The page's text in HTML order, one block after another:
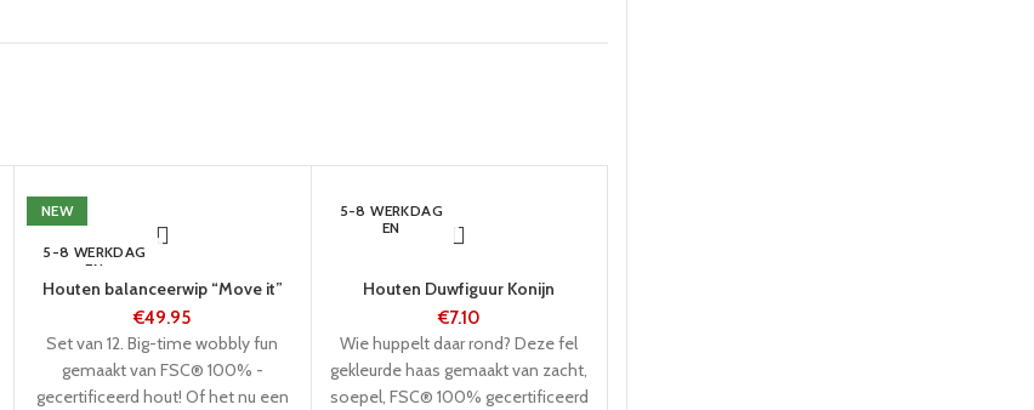
NEW
5-8 WERKDAG
EN
Houten balanceerwip “Move it”
€49.95
Set van 12. Big-time wobbly fun
gemaakt van FSC® 100% -
gecertificeerd hout! Of het nu een
5-8 WERKDAG
EN
Houten Duwfiguur Konijn
€7.10
Wie huppelt daar rond? Deze fel
gekleurde haas gemaakt van zacht,
soepel, FSC® 100% gecertificeerd